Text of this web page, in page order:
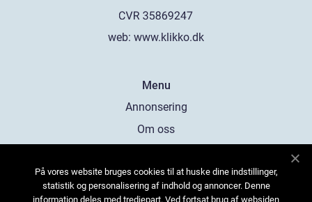
web: www.klikko.dk
Menu
Annonsering
Om oss
Kontakta oss
Sitemap
På vores website bruges cookies til at huske dine indstillinger,
statistik og personalisering af indhold og annoncer. Denne
information deles med tredjepart. Ved fortsat brug af websiden